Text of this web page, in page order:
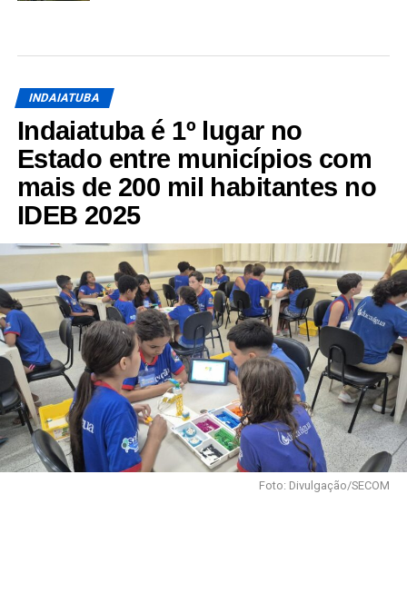
INDAIATUBA
Indaiatuba é 1º lugar no
Estado entre municípios com
mais de 200 mil habitantes no
IDEB 2025
Foto: Divulgação/SECOM